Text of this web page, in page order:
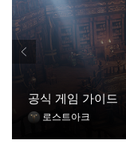
시
판
공식 게임 가이드
로스트아크